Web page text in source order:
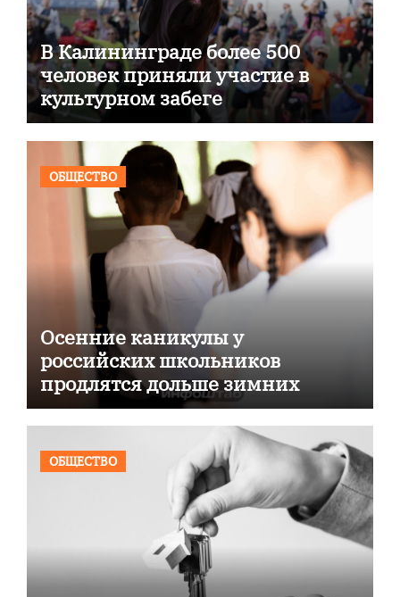
В Калининграде более 500
человек приняли участие в
культурном забеге
ОБЩЕСТВО
Осенние каникулы у
российских школьников
продлятся дольше зимних
ОБЩЕСТВО